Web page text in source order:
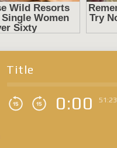
Title
0:00 51:23